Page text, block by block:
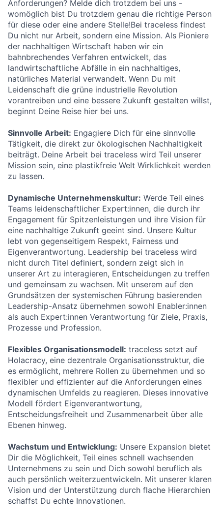
Anforderungen? Melde dich trotzdem bei uns -
womöglich bist Du trotzdem genau die richtige Person
für diese oder eine andere Stelle!Bei traceless findest
Du nicht nur Arbeit, sondern eine Mission. Als Pioniere
der nachhaltigen Wirtschaft haben wir ein
bahnbrechendes Verfahren entwickelt, das
landwirtschaftliche Abfälle in ein nachhaltiges,
natürliches Material verwandelt. Wenn Du mit
Leidenschaft die grüne industrielle Revolution
vorantreiben und eine bessere Zukunft gestalten willst,
beginnt Deine Reise hier bei uns.
Sinnvolle Arbeit: Engagiere Dich für eine sinnvolle
Tätigkeit, die direkt zur ökologischen Nachhaltigkeit
beiträgt. Deine Arbeit bei traceless wird Teil unserer
Mission sein, eine plastikfreie Welt Wirklichkeit werden
zu lassen.
Dynamische Unternehmenskultur: Werde Teil eines
Teams leidenschaftlicher Expert:innen, die durch ihr
Engagement für Spitzenleistungen und ihre Vision für
eine nachhaltige Zukunft geeint sind. Unsere Kultur
lebt von gegenseitigem Respekt, Fairness und
Eigenverantwortung. Leadership bei traceless wird
nicht durch Titel definiert, sondern zeigt sich in
unserer Art zu interagieren, Entscheidungen zu treffen
und gemeinsam zu wachsen. Mit unserem auf den
Grundsätzen der systemischen Führung basierenden
Leadership-Ansatz übernehmen sowohl Enabler:innen
als auch Expert:innen Verantwortung für Ziele, Praxis,
Prozesse und Profession.
Flexibles Organisationsmodell: traceless setzt auf
Holacracy, eine dezentrale Organisationsstruktur, die
es ermöglicht, mehrere Rollen zu übernehmen und so
flexibler und effizienter auf die Anforderungen eines
dynamischen Umfelds zu reagieren. Dieses innovative
Modell fördert Eigenverantwortung,
Entscheidungsfreiheit und Zusammenarbeit über alle
Ebenen hinweg.
Wachstum und Entwicklung: Unsere Expansion bietet
Dir die Möglichkeit, Teil eines schnell wachsenden
Unternehmens zu sein und Dich sowohl beruflich als
auch persönlich weiterzuentwickeln. Mit unserer klaren
Vision und der Unterstützung durch flache Hierarchien
schaffst Du echte Innovationen.